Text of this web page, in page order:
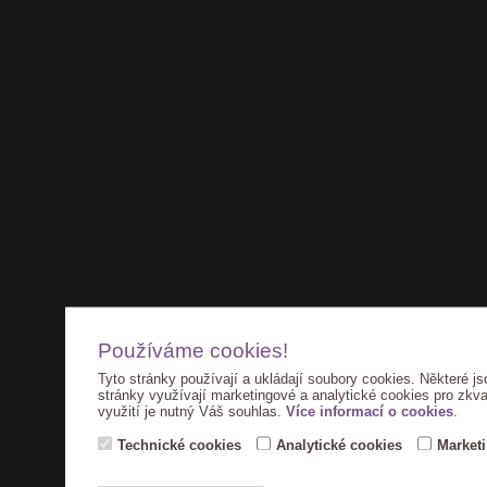
Používáme cookies!
Tyto stránky používají a ukládají soubory cookies. Některé
stránky využívají marketingové a analytické cookies pro
využití je nutný Váš souhlas. Více informací o cookies.
Technické cookies Analytické cookies